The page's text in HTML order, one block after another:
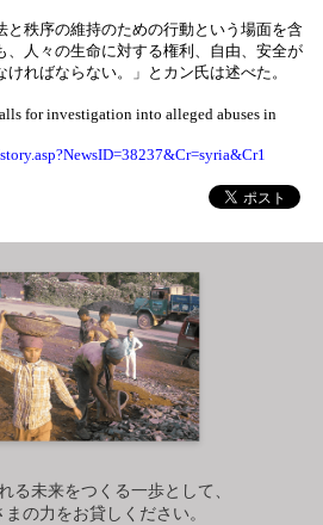
と秩序の維持のための行動という場面を含
、人々の生命に対する権利、自由、安全が
ればならない。」とカン氏は述べた。
for investigation into alleged abuses in
る未来をつくる一歩として、
の力をお貸しください。